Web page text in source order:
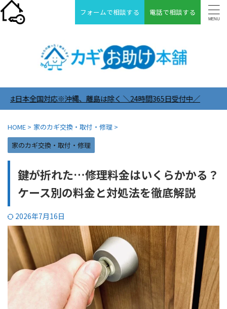
フォームで相談する 電話で相談する
縄、離島は除く ＼24時間365日受付中／
HOME > 家のカギ交換・取付・修理 >
家のカギ交換・取付・修理
鍵が折れた…修理料金はいくらかかる？
ケース別の料金と対処法を徹底解説
2026年7月16日